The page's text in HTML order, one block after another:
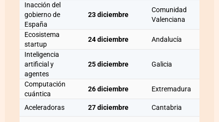
Inacción del
gobierno de
España
23 diciembre
Comunidad
Valenciana
Ecosistema
startup
24 diciembre
Andalucía
Inteligencia
artificial y
agentes
25 diciembre Galicia
Computación
cuántica
26 diciembre Extremadura
Aceleradoras 27 diciembre Cantabria